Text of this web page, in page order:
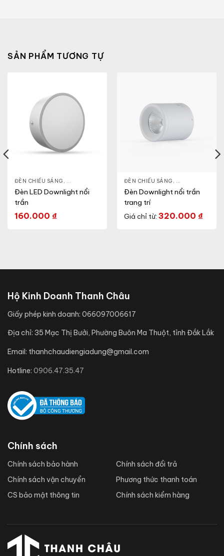
SẢN PHẨM TƯƠNG TỰ
ĐÈN CHIẾU SÁNG , ĐÈN LED DOWNLIGHT, THIẾT BỊ CHIẾU SÁNG
Đèn LED Downlight nổi
trần
160.000 ₫
ĐÈN CHIẾU SÁNG , ĐÈN LED
Đèn Downlight nổi trần
trang trí
Giá chỉ từ: 320.000 ₫
, THIẾT BỊ CHIẾU SÁNG
Hộ Kinh Doanh Thanh Châu
Giấy phép kinh doanh: 066097006617
Địa chỉ: 35 Mạc Thị Bưởi, Phường Buôn Ma Thuột, tỉnh Đắk Lắk
Email: thanhchaudiengiadung@gmail.com
Hotline: 0906.47.35.47
Chính sách
Chính sách bảo hành
Chính sách vận chuyển
CS bảo mật thông tin
Chính sách đổi trả
Phương thức thanh toán
Chính sách kiểm hàng